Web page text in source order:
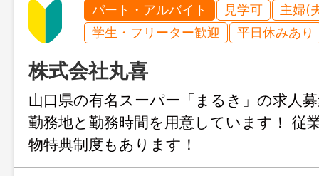
パート・アルバイト 見学可
主婦(
学生・フリーター歓迎
平日休みあり
株式会社丸喜
山口県の有名スーパー「まるき」の求人
勤務地と勤務時間を用意しています！ 従
物特典制度もあります！